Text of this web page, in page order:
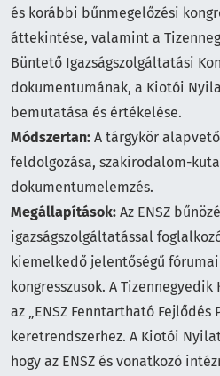
és korábbi bűnmegelőzési
áttekintése, valamint a
Büntető Igazságszolgáltatási
dokumentumának, a Kiotói
bemutatása és értékelése.
Módszertan: A tárgykör
feldolgozása, szakirodalom-
dokumentumelemzés.
Megállapítások: Az ENSZ
igazságszolgáltatással
kiemelkedő jelentőségű
kongresszusok. A
az „ENSZ Fenntartható Fejlődés
keretrendszerhez. A Kiotói
hogy az ENSZ és vonatkozó